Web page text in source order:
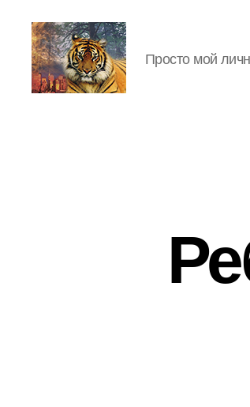
Просто мой